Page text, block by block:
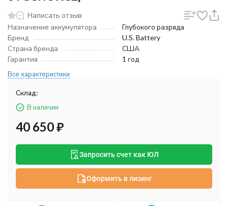
Написать отзыв
Назначение аккумулятора
Глубокого разряда
Бренд
U.S. Battery
Страна бренда
США
Гарантия
1 год
Все характеристики
Склад:
В наличии
40 650₽
Запросить счет как ЮЛ
Оформить в лизинг